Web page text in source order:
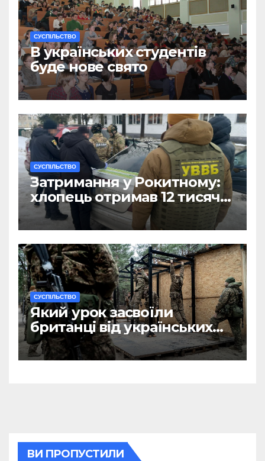
CУСПІЛЬСТВО
В українських студентів
буде нове свято
CУСПІЛЬСТВО
Затримання у Рокитному:
хлопець отримав 12 тисяч
Євро за допомогу
чоловікам
CУСПІЛЬСТВО
Який урок засвоїли
британці від українських
військових?
ВИ ПРОПУСТИЛИ